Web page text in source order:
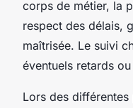
corps de métier, la
respect des délais,
maîtrisée. Le suivi
éventuels retards
Lors des différentes